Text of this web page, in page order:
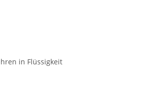
in Flüssigkeit